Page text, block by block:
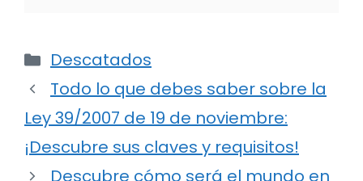
Categorías
Descatados
Todo lo que debes saber sobre la
Ley 39/2007 de 19 de noviembre:
¡Descubre sus claves y requisitos!
Descubre cómo será el mundo en